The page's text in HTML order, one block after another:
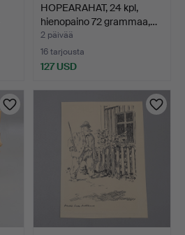
HOPEARAHAT, 24 kpl,
hienopaino 72 grammaa,…
2 päivää
16 tarjousta
127 USD